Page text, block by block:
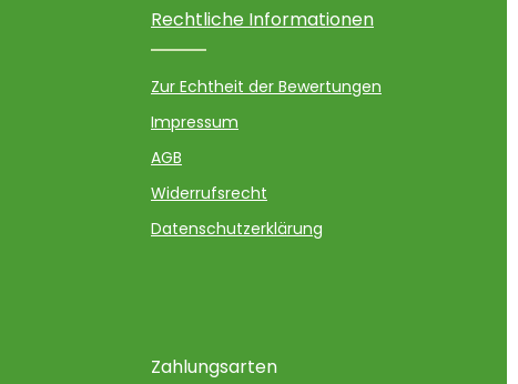
Rechtliche Informationen
Zur Echtheit der Bewertungen
Impressum
AGB
Widerrufsrecht
Datenschutzerklärung
Zahlungsarten